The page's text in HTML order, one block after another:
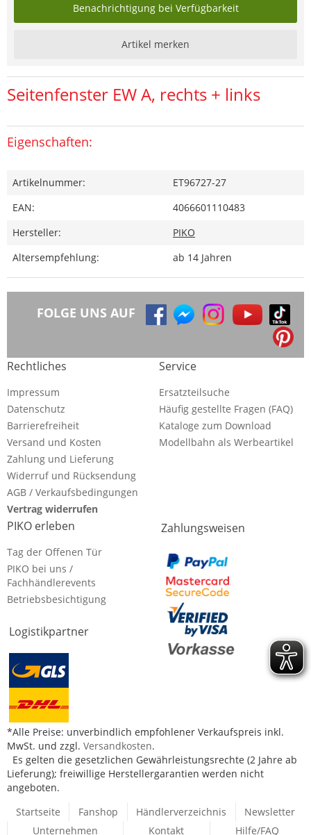
Benachrichtigung bei Verfügbarkeit
Artikel merken
Seitenfenster EW A, rechts + links
Eigenschaften:
Artikelnummer:
ET96727-27
EAN:
4066601110483
Hersteller:
PIKO
Altersempfehlung:
ab 14 Jahren
FOLGE UNS AUF
Rechtliches
Impressum
Datenschutz
Barrierefreiheit
Versand und Kosten
Zahlung und Lieferung
Widerruf und Rücksendung
AGB / Verkaufsbedingungen
Vertrag widerrufen
Service
Ersatzteilsuche
Häufig gestellte Fragen (FAQ)
Kataloge zum Download
Modellbahn als Werbeartikel
PIKO erleben
Tag der Offenen Tür
PIKO bei uns /
Fachhändlerevents
Betriebsbesichtigung
Logistikpartner
Zahlungsweisen
*Alle Preise: unverbindlich empfohlener Verkaufspreis inkl.
MwSt. und zzgl. Versandkosten.
Es gelten die gesetzlichen Gewährleistungsrechte (2 Jahre ab
Lieferung); freiwillige Herstellergarantien werden nicht
angeboten.
Startseite
Fanshop Händlerverzeichnis
Newsletter
Unternehmen
Kontakt Hilfe/FAQ